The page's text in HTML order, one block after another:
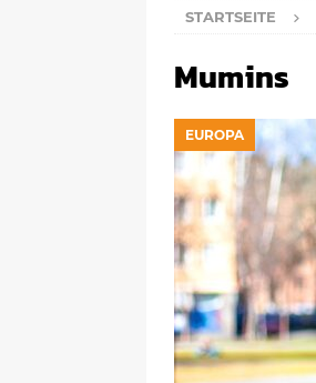
STARTSEITE
Mumins
EUROPA